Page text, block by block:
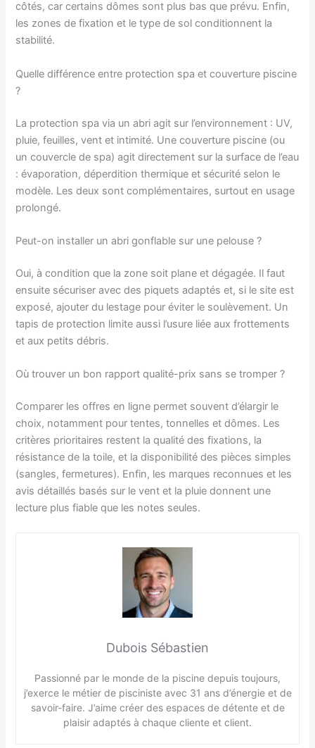
côtés, car certains dômes sont plus bas que prévu. Enfin,
les zones de fixation et le type de sol conditionnent la
stabilité.
Quelle différence entre protection spa et couverture piscine
?
La protection spa via un abri agit sur l’environnement : UV,
pluie, feuilles, vent et intimité. Une couverture piscine (ou
un couvercle de spa) agit directement sur la surface de l’eau
: évaporation, déperdition thermique et sécurité selon le
modèle. Les deux sont complémentaires, surtout en usage
prolongé.
Peut-on installer un abri gonflable sur une pelouse ?
Oui, à condition que la zone soit plane et dégagée. Il faut
ensuite sécuriser avec des piquets adaptés et, si le site est
exposé, ajouter du lestage pour éviter le soulèvement. Un
tapis de protection limite aussi l’usure liée aux frottements
et aux petits débris.
Où trouver un bon rapport qualité-prix sans se tromper ?
Comparer les offres en ligne permet souvent d’élargir le
choix, notamment pour tentes, tonnelles et dômes. Les
critères prioritaires restent la qualité des fixations, la
résistance de la toile, et la disponibilité des pièces simples
(sangles, fermetures). Enfin, les marques reconnues et les
avis détaillés basés sur le vent et la pluie donnent une
lecture plus fiable que les notes seules.
Dubois Sébastien
Passionné par le monde de la piscine depuis toujours,
j’exerce le métier de pisciniste avec 31 ans d’énergie et de
savoir-faire. J’aime créer des espaces de détente et de
plaisir adaptés à chaque cliente et client.